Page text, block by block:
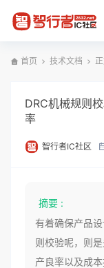
首页 技术文档
DRC机械规则
率
智行者IC社区
摘要 :
有着确保产品
则校验呢，则
产良率以及成